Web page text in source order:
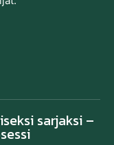
sarjaksi –